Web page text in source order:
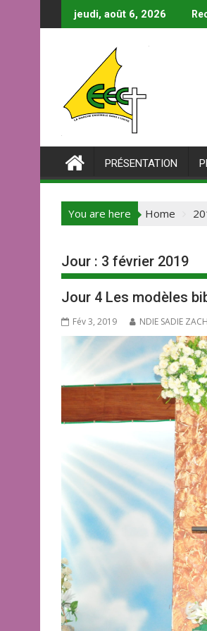
to
jeudi, août 6, 2026
PRÉSENTATION
You are here Home
Jour : 3 février 2019
Jour 4 Les modèles
Fév 3, 2019 NDIE SADIE